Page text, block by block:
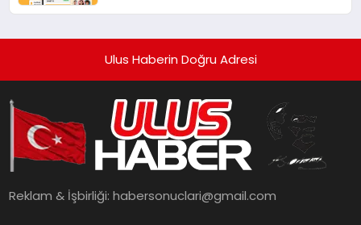
Ulus Haberin Doğru Adresi
Reklam & İşbirliği:habersonuclari@gmail.com